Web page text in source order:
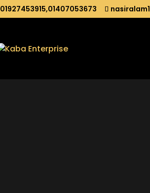
01927453915,01407053673